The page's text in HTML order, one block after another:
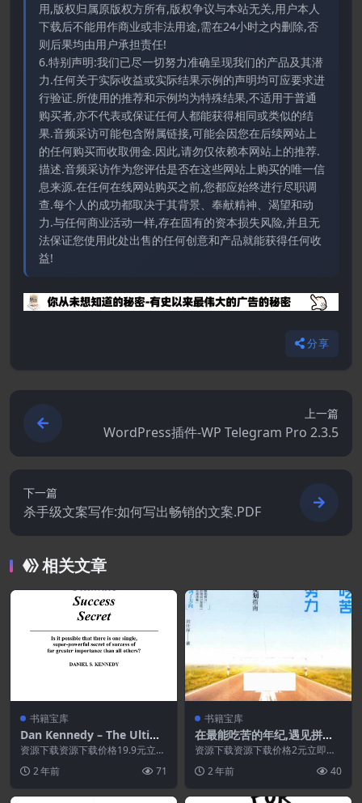
用,版权归属原版权方所有,版权争议与本站无关,用户本人
下载后不能用作商业或非法用途,需在24小时之内删除,否
则后果均由用户承担责任!
6.特别声明:我们已尽一切努力准确呈现我们的产品及其潜
力.任何关于实际收益或实际结果示例的声明均可应要求进
行验证.所使用的推荐和示例均为特殊结果,不适用于普通
购买者,亦不代表或保证任何人都能获得相同或类似的结
果.音频采访可能包含附属链接,可能会因您在后续网站上
的任何购买而收取佣金.因此,请勿仅依赖本网站上的推荐.
描述.音频采访作为您评估是否在这些网站上购买的唯一信
息来源.在任何在线网站购买之前,您都应始终进行尽职调
查.每个人的成功都取决于其背景、奉献精神、渴望和动
力.与任何商业活动一样,存在固有的资本损失风险,并且无
法保证您使用此处出售的任何创意和产品就能获得任何收
益!
分享
上一篇
WordPress插件-WP Telegram Pro 2.3.5
下一篇
杀手级文案写作:如何写出畅销的文案.PDF
相关文章
书籍宝库
Dan Kennedy – The Ultima
te Success Secret
资源下载资源下载价格19.9元立即
2 年前 71
书籍宝库
在最能吃苦的年纪,遇见拼命
努力的自己.PDF
资源下载资源下载价格2元立即购
2 年前 40